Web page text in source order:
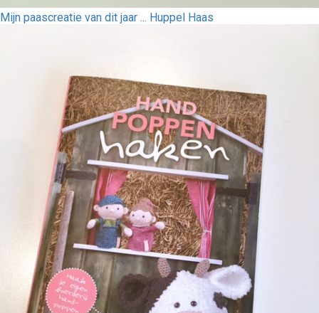
Mijn paascreatie van dit jaar ... Huppel Haas